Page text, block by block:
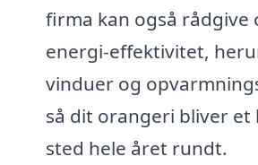
firma kan også rådgive
energi-effektivitet,
vinduer og
så dit orangeri bliver et
sted hele året rundt.